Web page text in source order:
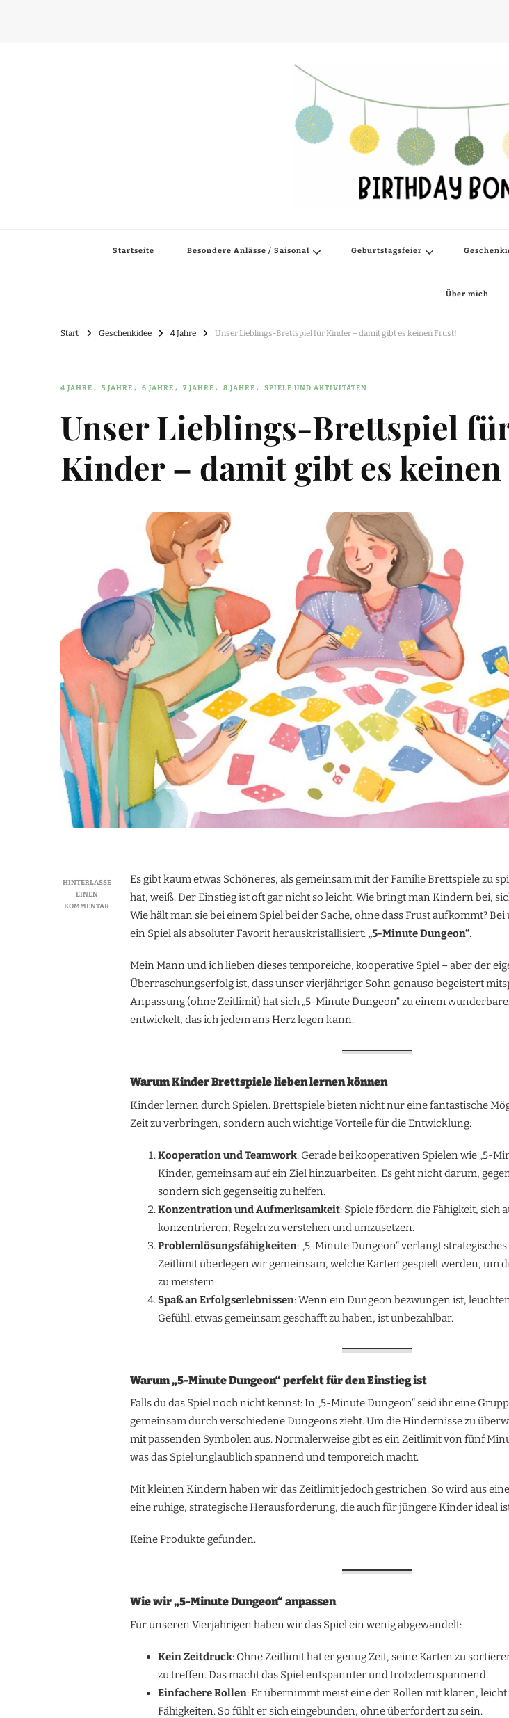
Startseite Besondere Anlässe / Saisonal Geburtstagsfeier
Über mich
Start Geschenkidee 4 Jahre Unser Lieblings-Brettspiel für Kinder – damit gibt es keinen Frust!
4 JAHRE 5 JAHRE 6 JAHRE 7 JAHRE 8 JAHRE SPIELE UND AKTIVITÄTEN
Unser Lieblings-Brettspiel
Kinder – damit gibt es
HINTERLASSE
EINEN
KOMMENTAR
UNSER
LIEBLINGS-
KINDER
KEINEN
Es gibt kaum etwas Schöneres, als gemeinsam mit der Familie Brettspiele zu
hat, weiß: Der Einstieg ist oft gar nicht so leicht. Wie bringt man Kindern bei,
Wie hält man sie bei einem Spiel bei der Sache, ohne dass Frust aufkommt? Bei
ein Spiel als absoluter Favorit herauskristallisiert: „5-Minute Dungeon“.
Mein Mann und ich lieben dieses temporeiche, kooperative Spiel – aber der
Überraschungserfolg ist, dass unser vierjähriger Sohn genauso begeistert
Anpassung (ohne Zeitlimit) hat sich „5-Minute Dungeon“ zu einem
entwickelt, das ich jedem ans Herz legen kann.
Warum Kinder Brettspiele lieben lernen können
Kinder lernen durch Spielen. Brettspiele bieten nicht nur eine fantastische
Zeit zu verbringen, sondern auch wichtige Vorteile für die Entwicklung:
Kooperation und Teamwork: Gerade bei kooperativen Spielen wie „5-
Kinder, gemeinsam auf ein Ziel hinzuarbeiten. Es geht nicht darum,
sondern sich gegenseitig zu helfen.
Konzentration und Aufmerksamkeit: Spiele fördern die Fähigkeit, sich
konzentrieren, Regeln zu verstehen und umzusetzen.
Problemlösungsfähigkeiten: „5-Minute Dungeon“ verlangt
Zeitlimit überlegen wir gemeinsam, welche Karten gespielt werden, um
zu meistern.
Spaß an Erfolgserlebnissen: Wenn ein Dungeon bezwungen ist,
Gefühl, etwas gemeinsam geschafft zu haben, ist unbezahlbar.
Warum „5-Minute Dungeon“ perfekt für den Einstieg ist
Falls du das Spiel noch nicht kennst: In „5-Minute Dungeon“ seid ihr eine
gemeinsam durch verschiedene Dungeons zieht. Um die Hindernisse zu
mit passenden Symbolen aus. Normalerweise gibt es ein Zeitlimit von fünf
was das Spiel unglaublich spannend und temporeich macht.
Mit kleinen Kindern haben wir das Zeitlimit jedoch gestrichen. So wird aus
eine ruhige, strategische Herausforderung, die auch für jüngere Kinder ideal
Keine Produkte gefunden.
Wie wir „5-Minute Dungeon“ anpassen
Für unseren Vierjährigen haben wir das Spiel ein wenig abgewandelt:
Kein Zeitdruck: Ohne Zeitlimit hat er genug Zeit, seine Karten zu
zu treffen. Das macht das Spiel entspannter und trotzdem spannend.
Einfachere Rollen: Er übernimmt meist eine der Rollen mit klaren,
Fähigkeiten. So fühlt er sich eingebunden, ohne überfordert zu sein.